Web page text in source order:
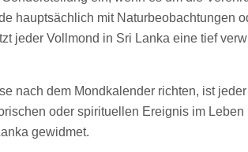
hauptsächlich mit Naturbeobachtungen
jeder Vollmond in Sri Lanka eine tief
nach dem Mondkalender richten, ist
oder spirituellen Ereignis im
gewidmet.